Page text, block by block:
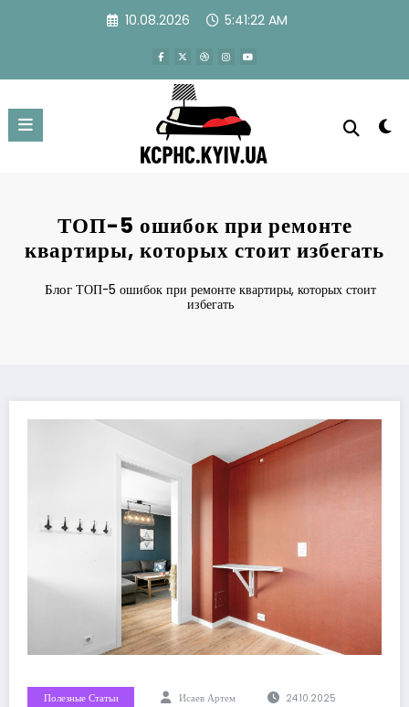
10.08.2026 5:41:23 AM
ТОП-5 ошибок при ремонте
квартиры, которых стоит избегать
Блог ТОП-5 ошибок при ремонте квартиры, которых стоит
избегать
Полезные Статьи Исаев Артем 24.10.2025